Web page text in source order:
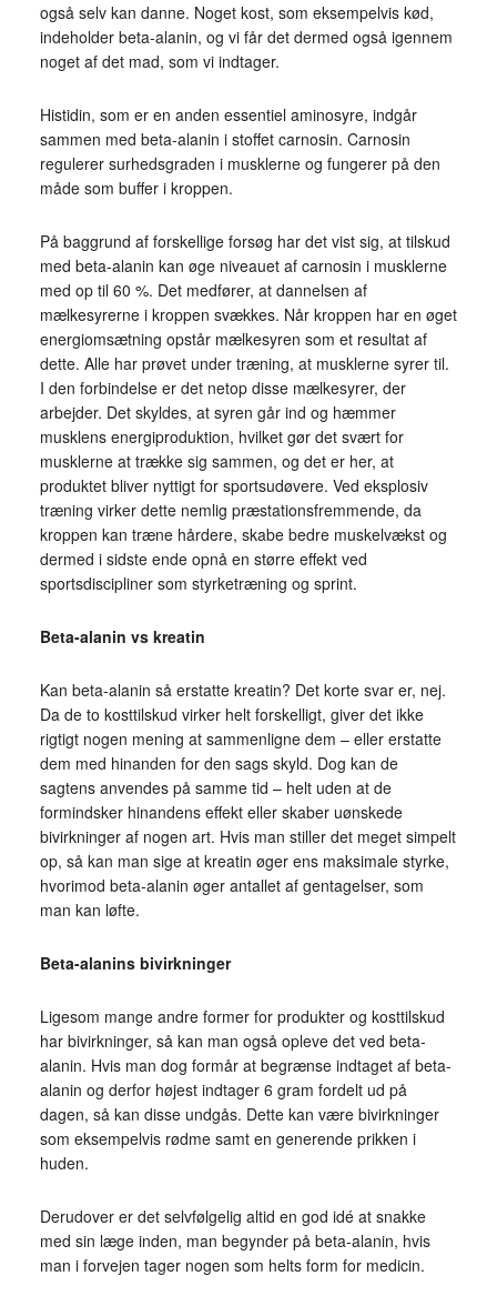
også selv kan danne. Noget kost, som eksempelvis kød,
indeholder beta-alanin, og vi får det dermed også igennem
noget af det mad, som vi indtager.
Histidin, som er en anden essentiel aminosyre, indgår
sammen med beta-alanin i stoffet carnosin. Carnosin
regulerer surhedsgraden i musklerne og fungerer på den
måde som buffer i kroppen.
På baggrund af forskellige forsøg har det vist sig, at tilskud
med beta-alanin kan øge niveauet af carnosin i musklerne
med op til 60 %. Det medfører, at dannelsen af
mælkesyrerne i kroppen svækkes. Når kroppen har en øget
energiomsætning opstår mælkesyren som et resultat af
dette. Alle har prøvet under træning, at musklerne syrer til.
I den forbindelse er det netop disse mælkesyrer, der
arbejder. Det skyldes, at syren går ind og hæmmer
musklens energiproduktion, hvilket gør det svært for
musklerne at trække sig sammen, og det er her, at
produktet bliver nyttigt for sportsudøvere. Ved eksplosiv
træning virker dette nemlig præstationsfremmende, da
kroppen kan træne hårdere, skabe bedre muskelvækst og
dermed i sidste ende opnå en større effekt ved
sportsdiscipliner som styrketræning og sprint.
Beta-alanin vs kreatin
Kan beta-alanin så erstatte kreatin? Det korte svar er, nej.
Da de to kosttilskud virker helt forskelligt, giver det ikke
rigtigt nogen mening at sammenligne dem – eller erstatte
dem med hinanden for den sags skyld. Dog kan de
sagtens anvendes på samme tid – helt uden at de
formindsker hinandens effekt eller skaber uønskede
bivirkninger af nogen art. Hvis man stiller det meget simpelt
op, så kan man sige at kreatin øger ens maksimale styrke,
hvorimod beta-alanin øger antallet af gentagelser, som
man kan løfte.
Beta-alanins bivirkninger
Ligesom mange andre former for produkter og kosttilskud
har bivirkninger, så kan man også opleve det ved beta-
alanin. Hvis man dog formår at begrænse indtaget af beta-
alanin og derfor højest indtager 6 gram fordelt ud på
dagen, så kan disse undgås. Dette kan være bivirkninger
som eksempelvis rødme samt en generende prikken i
huden.
Derudover er det selvfølgelig altid en god idé at snakke
med sin læge inden, man begynder på beta-alanin, hvis
man i forvejen tager nogen som helts form for medicin.